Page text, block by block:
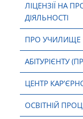
ЛІЦЕНЗІЇ НА
ДІЯЛЬНОСТІ
ПРО УЧИЛИЩЕ
АБІТУРІЄНТУ
ЦЕНТР
ОСВІТНІЙ